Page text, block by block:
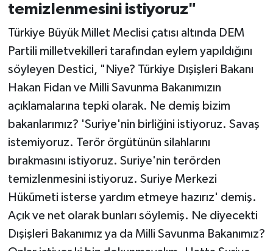
temizlenmesini istiyoruz"
Türkiye Büyük Millet Meclisi çatısı altında DEM
Partili milletvekilleri tarafından eylem yapıldığını
söyleyen Destici, "Niye? Türkiye Dışişleri Bakanı
Hakan Fidan ve Milli Savunma Bakanımızın
açıklamalarına tepki olarak. Ne demiş bizim
bakanlarımız? 'Suriye'nin birliğini istiyoruz. Savaş
istemiyoruz. Terör örgütünün silahlarını
bırakmasını istiyoruz. Suriye'nin terörden
temizlenmesini istiyoruz. Suriye Merkezi
Hükümeti isterse yardım etmeye hazırız' demiş.
Açık ve net olarak bunları söylemiş. Ne diyecekti
Dışişleri Bakanımız ya da Milli Savunma Bakanımız?